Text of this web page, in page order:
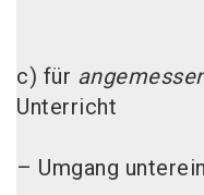
c) für
Unterricht
– Umgang